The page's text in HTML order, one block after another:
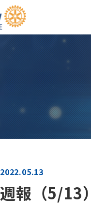
週報（5/13）
2022.05.13